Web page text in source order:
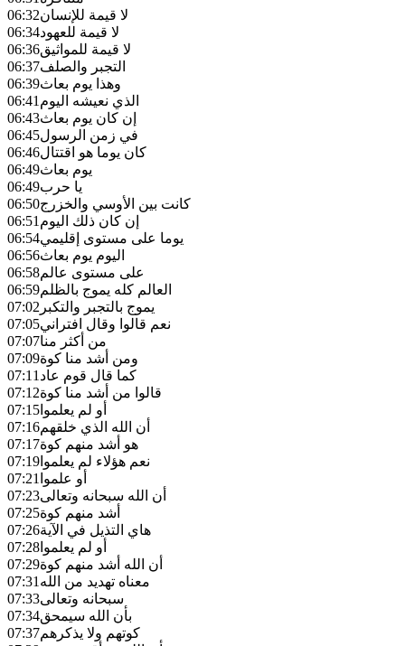
06:32لا قيمة للإنسان
06:34لا قيمة للعهود
06:36لا قيمة للمواثيق
06:37التجبر والصلف
06:39وهذا يوم بعاث
06:41الذي نعيشه اليوم
06:43إن كان يوم بعاث
06:45في زمن الرسول
06:46كان يوما هو اقتتال
06:49يوم بعاث
06:49يا حرب
06:50كانت بين الأوسي والخزرج
06:51إن كان ذلك اليوم
06:54يوما على مستوى إقليمي
06:56اليوم يوم بعاث
06:58على مستوى عالم
06:59العالم كله يموج بالظلم
07:02 يموج بالتجبر والتكبر
07:05نعم قالوا وقال افتراني
07:07من أكثر منا
07:09ومن أشد منا كوة
07:11كما قال قوم عاد
07:12قالوا من أشد منا كوة
07:15 أو لم يعلموا
07:16أن الله الذي خلقهم
07:17هو أشد منهم كوة
07:19 نعم هؤلاء لم يعلموا
07:21 أو علموا
07:23أن الله سبحانه وتعالى
07:25أشد منهم كوة
07:26هاي التذيل في الآية
07:28 أو لم يعلموا
07:29أن الله أشد منهم كوة
07:31معناه تهديد من الله
07:33سبحانه وتعالى
07:34بأن الله سيمحق
07:37كوتهم ولا يذكرهم